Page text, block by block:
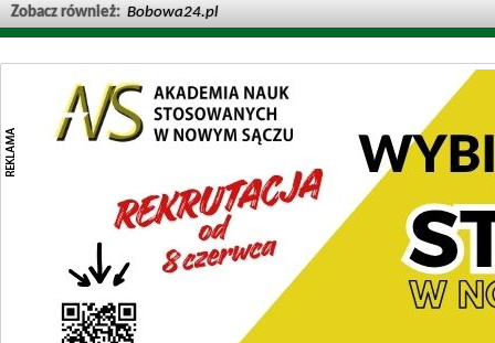
Zobacz również: Bobowa24.pl